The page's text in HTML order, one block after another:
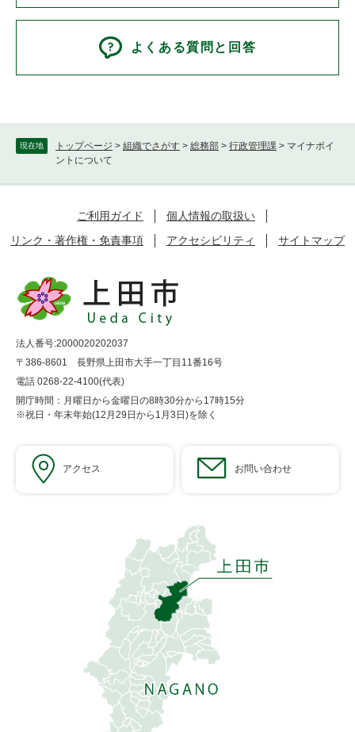
現在地 トップページ > 組織でさがす > 総務部 > 行政管理課 > マイナポイ
ントについて
よくある質問と回答
ご利用ガイド
個人情報の取扱い
リンク・著作権・免責事項
アクセシビリティ サイトマップ
法人番号:2000020202037
〒386-8601 長野県上田市大手一丁目11番16号
電話 0268-22-4100(代表)
開庁時間：月曜日から金曜日の8時30分から17時15分
※祝日・年末年始(12月29日から1月3日)を除く
アクセス お問い合わせ